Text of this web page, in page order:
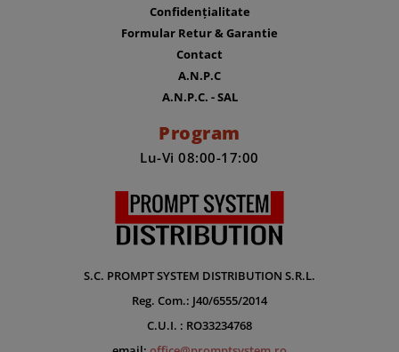
Confidențialitate
Formular Retur & Garantie
Contact
A.N.P.C
A.N.P.C. - SAL
Program
Lu-Vi 08:00-17:00
S.C. PROMPT SYSTEM DISTRIBUTION S.R.L.
Reg. Com.: J40/6555/2014
C.U.I. : RO33234768